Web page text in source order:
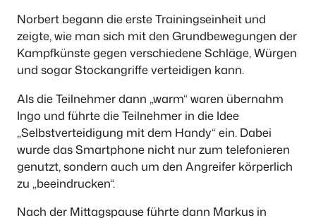
Norbert begann die erste Trainingseinheit und
zeigte, wie man sich mit den Grundbewegungen der
Kampfkünste gegen verschiedene Schläge, Würgen
und sogar Stockangriffe verteidigen kann.
Als die Teilnehmer dann „warm“ waren übernahm
Ingo und führte die Teilnehmer in die Idee
„Selbstverteidigung mit dem Handy“ ein. Dabei
wurde das Smartphone nicht nur zum telefonieren
genutzt, sondern auch um den Angreifer körperlich
zu „beeindrucken“.
Nach der Mittagspause führte dann Markus in